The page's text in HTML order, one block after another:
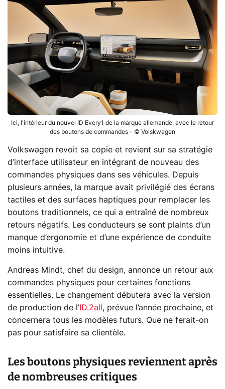
Ici, l'intérieur du nouvel ID Every1 de la marque allemande, avec le retour
des boutons de commandes - © Volskwagen
Volkswagen revoit sa copie et revient sur sa stratégie
d’interface utilisateur en intégrant de nouveau des
commandes physiques dans ses véhicules. Depuis
plusieurs années, la marque avait privilégié des écrans
tactiles et des surfaces haptiques pour remplacer les
boutons traditionnels, ce qui a entraîné de nombreux
retours négatifs. Les conducteurs se sont plaints d’un
manque d’ergonomie et d’une expérience de conduite
moins intuitive.
Andreas Mindt, chef du design, annonce un retour aux
commandes physiques pour certaines fonctions
essentielles. Le changement débutera avec la version
de production de l’ ID.2all , prévue l’année prochaine, et
concernera tous les modèles futurs. Que ne ferait-on
pas pour satisfaire sa clientèle.
Les boutons physiques reviennent après
de nombreuses critiques